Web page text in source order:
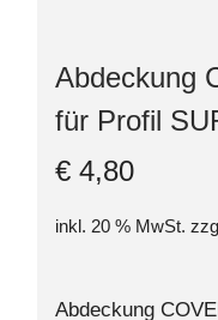
Abdeckung
für Profil
€ 4,80
inkl. 20 % MwSt.
Abdeckung